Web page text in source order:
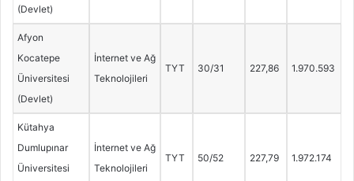
(Devlet)
Afyon
Kocatepe
Üniversitesi
(Devlet)
İnternet ve Ağ
Teknolojileri
TYT 30/31 227,86 1.970.593
Kütahya
Dumlupınar
Üniversitesi
İnternet ve Ağ
Teknolojileri
TYT 50/52 227,79 1.972.174